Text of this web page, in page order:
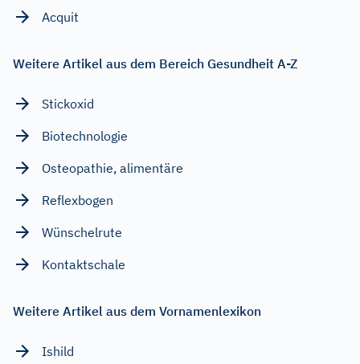
Acquit
Weitere Artikel aus dem Bereich Gesundheit A-Z
Stickoxid
Biotechnologie
Osteopathie, alimentäre
Reflexbogen
Wünschelrute
Kontaktschale
Weitere Artikel aus dem Vornamenlexikon
Ishild